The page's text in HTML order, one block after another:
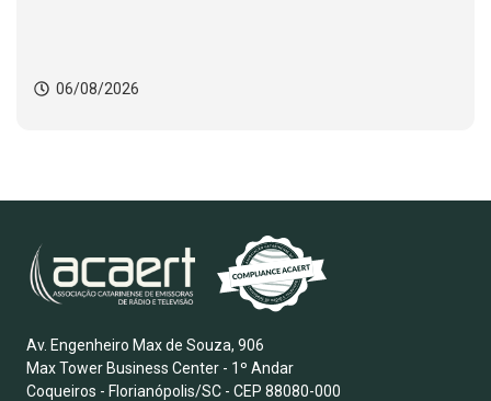
06/08/2026
Av. Engenheiro Max de Souza, 906
Max Tower Business Center - 1º Andar
Coqueiros - Florianópolis/SC - CEP 88080-000